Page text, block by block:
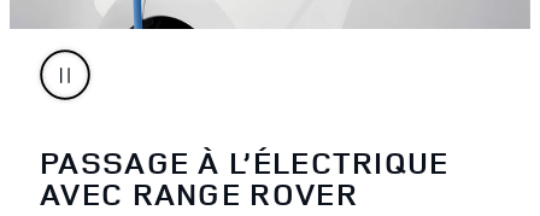
PASSAGE À L’ÉLECTRIQUE
AVEC RANGE ROVER